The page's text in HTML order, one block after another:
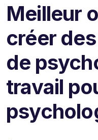
Meilleur
créer
de
travail